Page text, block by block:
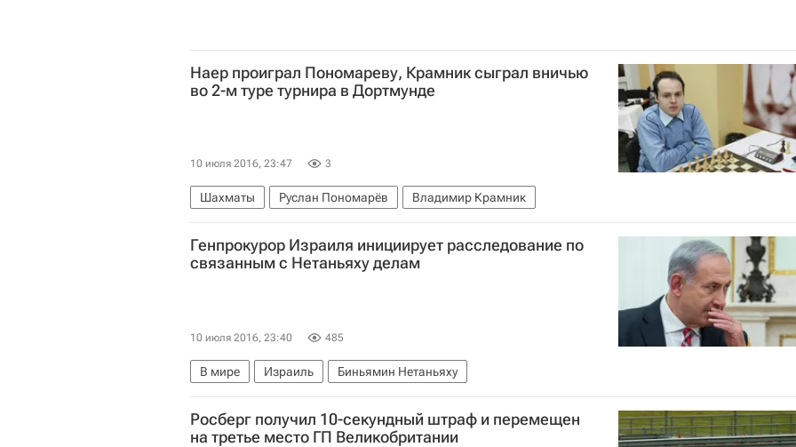
Наер проиграл Пономареву, Крамник сыграл вничью
во 2-м туре турнира в Дортмунде
10 июля 2016, 23:47 3
Шахматы Руслан Пономарёв Владимир Крамник
Генпрокурор Израиля инициирует расследование по
связанным с Нетаньяху делам
10 июля 2016, 23:40 485
В мире Израиль Биньямин Нетаньяху
Росберг получил 10-секундный штраф и перемещен
на третье место ГП Великобритании